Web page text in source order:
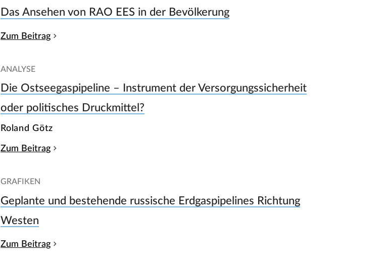
Das Ansehen von RAO EES in der Bevölkerung
Zum Beitrag
ANALYSE
Die Ostseegaspipeline – Instrument der Versorgungssicherheit
oder politisches Druckmittel?
Roland Götz
Zum Beitrag
GRAFIKEN
Geplante und bestehende russische Erdgaspipelines Richtung
Westen
Zum Beitrag